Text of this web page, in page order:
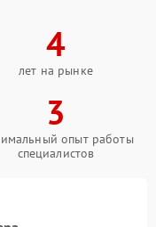
4
лет на рынке
3
опыт работы
специалистов